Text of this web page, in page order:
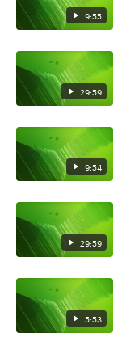
9:55
29:59
9:54
29:59
5:53